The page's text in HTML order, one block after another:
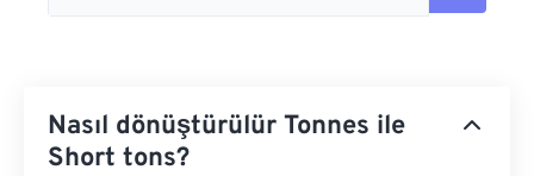
Nasıl dönüştürülür Tonnes ile
Short tons?